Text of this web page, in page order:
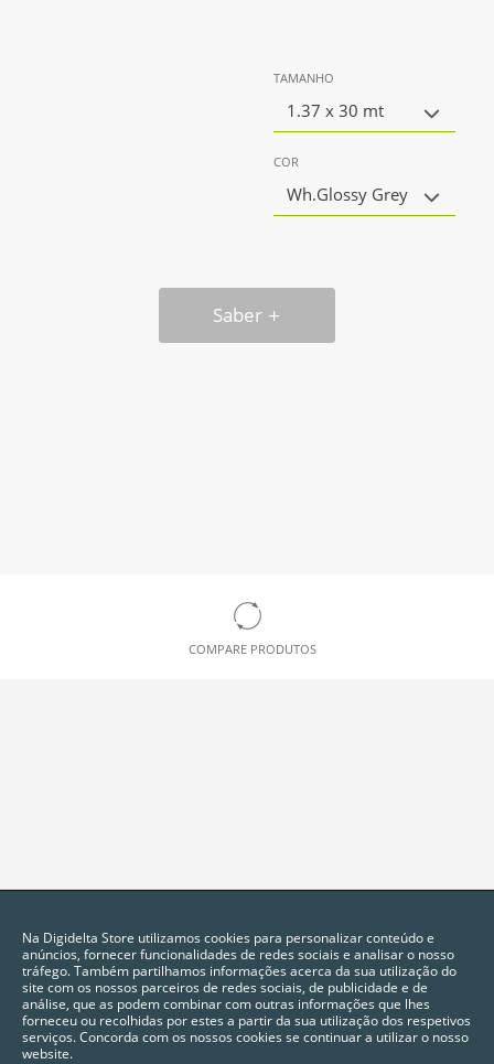
TAMANHO
1.37 x 30 mt
COR
Wh.Glossy Grey
Saber
COMPARE PRODUTOS
Na Digidelta Store utilizamos cookies para personalizar conteúdo e
anúncios, fornecer funcionalidades de redes sociais e analisar o nosso
tráfego. Também partilhamos informações acerca da sua utilização do
site com os nossos parceiros de redes sociais, de publicidade e de
análise, que as podem combinar com outras informações que lhes
forneceu ou recolhidas por estes a partir da sua utilização dos respetivos
serviços. Concorda com os nossos cookies se continuar a utilizar o nosso
website.